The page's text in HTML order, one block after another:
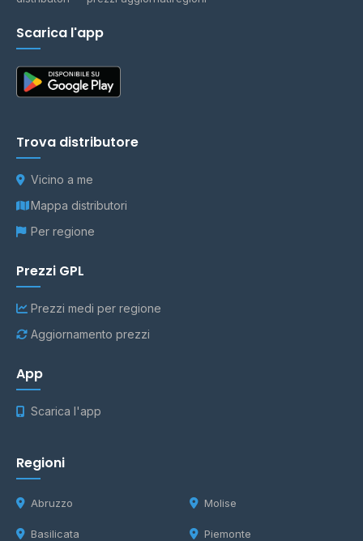
Scarica l'app
Trova distributore
Vicino a me
Mappa distributori
Per regione
Prezzi GPL
Prezzi medi per regione
Aggiornamento prezzi
App
Scarica l'app
Regioni
Abruzzo
Basilicata
Molise
Piemonte